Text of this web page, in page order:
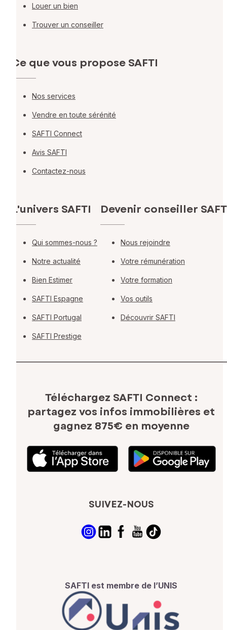
Louer un bien
Trouver un conseiller
Ce que vous propose SAFTI
Nos services
Vendre en toute sérénité
SAFTI Connect
Avis SAFTI
Contactez-nous
L'univers SAFTI
Qui sommes-nous ?
Notre actualité
Bien Estimer
SAFTI Espagne
SAFTI Portugal
SAFTI Prestige
Devenir conseiller
Nous rejoindre
Votre rémunération
Votre formation
Vos outils
Découvrir SAFTI
Téléchargez SAFTI Connect :
partagez vos infos immobilières et
gagnez 875€ en moyenne
SUIVEZ-NOUS
SAFTI est membre de l’UNIS